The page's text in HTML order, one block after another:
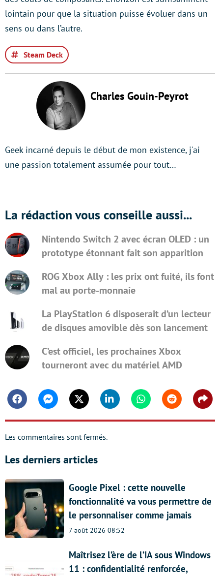
lointain pour que la situation puisse évoluer dans un
sens ou dans l’autre.
Steam Deck
Charles Gouin-Peyrot
Geek incarné depuis le début de mon existence, j'ai
une passion totalement assumée pour tout…
La rédaction vous conseille aussi...
Nintendo Switch 2 avec écran OLED : un
prototype étonnant fait son apparition
ROG Xbox Ally : les prix ont fuité, ils font
mal au porte-monnaie
La PlayStation 6 disposerait d’un lecteur
de disques amovible dès son lancement
C’est officiel, les prochaines Xbox
tourneront avec du matériel AMD
FacebookMessengerTwitter Linkedin WhatsappReddit
Les commentaires sont fermés.
Les derniers articles
Google Pixel : cette nouvelle
fonctionnalité va vous permettre de
le personnaliser comme jamais
7 août 2026 08:52
Maîtrisez l’ère de l’IA sous Windows
11 : confidentialité renforcée,